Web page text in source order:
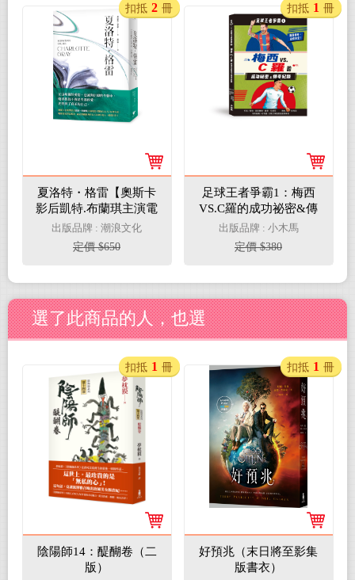
夏洛特・格雷【奧斯卡
影后凱特.布蘭琪主演電
影《戰地有心人》改編
原著】
出版品牌 : 潮浪文化
定價 $650
扣抵 2 冊
足球王者爭霸1：梅西
VS.C羅的成功祕密&傳
奇紀錄
出版品牌 : 小木馬
定價 $380
扣抵 1 冊
選了此商品的人，也選
陰陽師14：醍醐卷（二
版）
扣抵 1 冊
好預兆（末日將至影集
版書衣）
扣抵 1 冊